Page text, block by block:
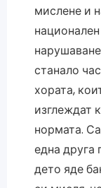
мислене и
станало
хората,
изглеждат
нормата.
една друга
дето яде